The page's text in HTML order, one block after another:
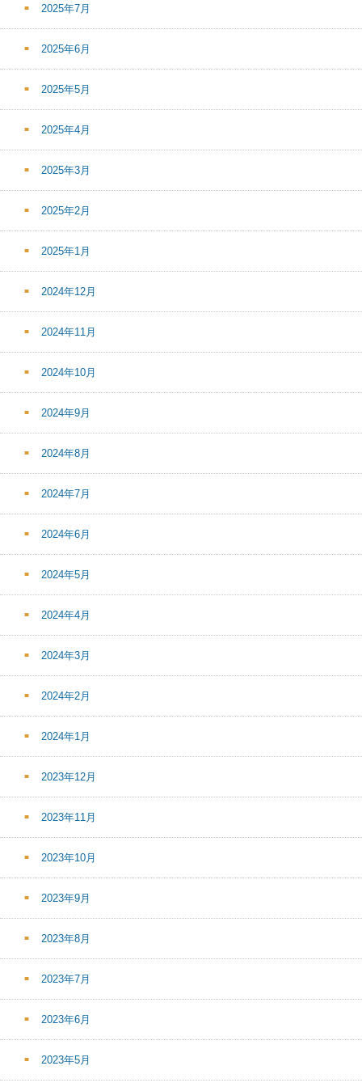
2025年7月
2025年6月
2025年5月
2025年4月
2025年3月
2025年2月
2025年1月
2024年12月
2024年11月
2024年10月
2024年9月
2024年8月
2024年7月
2024年6月
2024年5月
2024年4月
2024年3月
2024年2月
2024年1月
2023年12月
2023年11月
2023年10月
2023年9月
2023年8月
2023年7月
2023年6月
2023年5月